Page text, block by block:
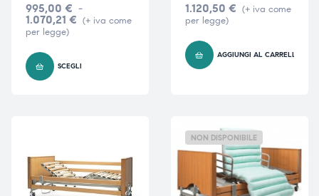
995,00 € -
1.070,21 € (+ iva come
per legge)
SCEGLI
1.120,50 € (+ iva come
per legge)
AGGIUNGI AL CARRELLO
NON DISPONIBILE